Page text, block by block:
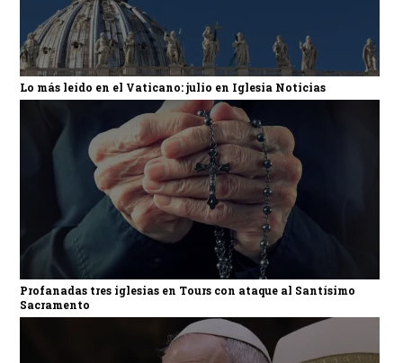
Lo más leído en el Vaticano: julio en Iglesia Noticias
Profanadas tres iglesias en Tours con ataque al Santísimo
Sacramento